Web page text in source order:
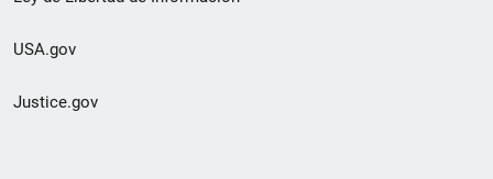
USA.gov
Justice.gov